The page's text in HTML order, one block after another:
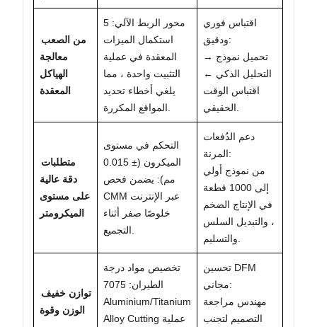
من الصعب
معالجة
الهياكل
المعقدة
5 محور الربط الآلي:
استكمال الميزات
المعقدة في عملية
التثبيت واحدة ، مما
يلغي أخطاء تحديد
اقتباس فوري
ودقيق:
تحميل نموذج →
التحليل الذكي ←
اقتباس الوقت
متطلبات
دقة عالية
على مستوى
الميكرومتر
التحكم في مستوى
الميكرون (± 0.015
مم): يضمن فحص
CMM عبر الإنترنت
خلوصًا صفر أثناء
دعم الدُفعات
المرنة:
من نموذج أولي
إلى 1000 قطعة
في الإنتاج الضخم
، والتبديل السلس
توازن خفيف
الوزن وقوة
تخصيص مواد درجة
الطيران: 7075
Aluminium/Titanium
Alloy Cutting عملية
تحسين DFM
مجاني:
مهندس مراجعة
التصميم لتجنب